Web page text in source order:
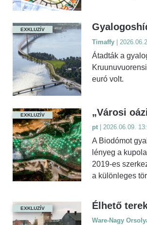
EXKLUZÍV
Timaffy |
Átadták a
euró volt.
EXKLUZÍV „Városi
pt | 2026.06.09.
A Biodómot
lényeg a
2019-es
a különleges
EXKLUZÍV Élhető
Ware-Nagy